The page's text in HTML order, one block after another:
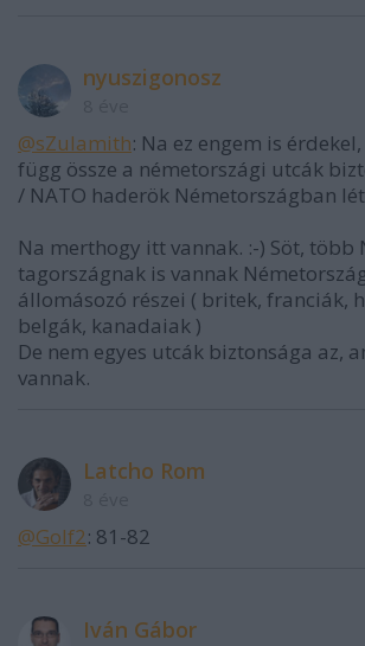
nyuszigonosz
@sZulamith: Na ez engem is
függ össze a németországi utcák
/ NATO haderök Németországban
Na merthogy itt vannak. :-) Söt, több
tagországnak is vannak
állomásozó részei ( britek, franciák,
belgák, kanadaiak )
De nem egyes utcák biztonsága az,
vannak.
Latcho Rom
@Golf2: 81-82
Iván Gábor